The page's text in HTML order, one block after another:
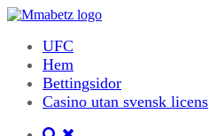
UFC
Hem
Bettingsidor
Casino utan svensk licens